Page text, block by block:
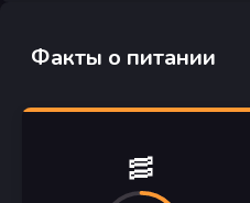
Факты о питании
🥓